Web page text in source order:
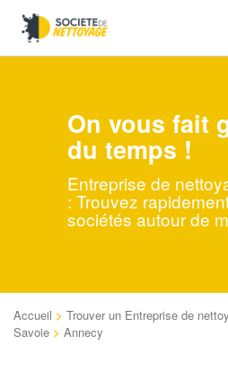
On vous fait
du temps !
Entreprise de
: Trouvez
sociétés autour de
Accueil > Trouver un Entreprise de
Savoie > Annecy